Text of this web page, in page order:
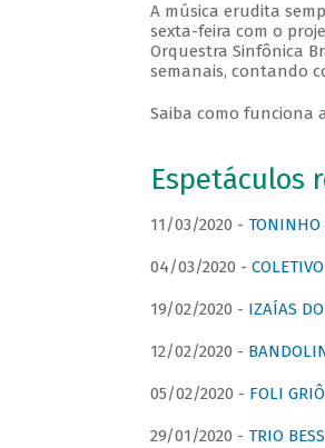
A música erudita
sexta-feira com o
Orquestra Sinfônica
semanais, contando
Saiba como funciona
Espetáculos
11/03/2020 -
04/03/2020 -
19/02/2020 - IZAÍAS
12/02/2020 -
05/02/2020 - FOLI
29/01/2020 - TRIO